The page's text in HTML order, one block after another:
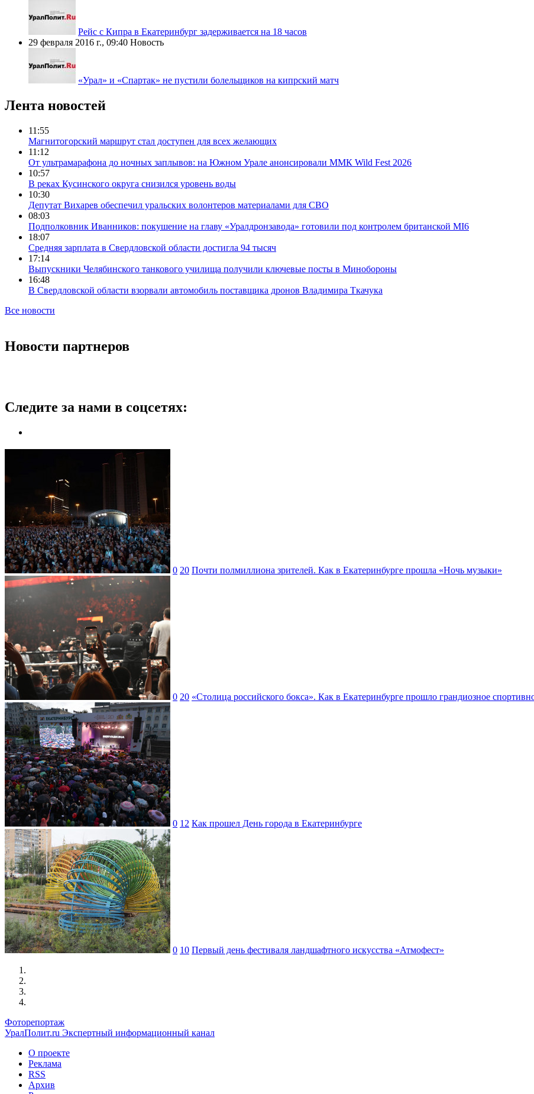
Рейс с Кипра в Екатеринбург задерживается на 18 часов
29 февраля 2016 г., 09:40 Новость
«Урал» и «Спартак» не пустили болельщиков на кипрский матч
Лента новостей
11:55
Магнитогорский маршрут стал доступен для всех желающих
11:12
От ультрамарафона до ночных заплывов: на Южном Урале анонсировали ММК Wild Fest 2026
10:57
В реках Кусинского округа снизился уровень воды
10:30
Депутат Вихарев обеспечил уральских волонтеров материалами для СВО
08:03
Подполковник Иванников: покушение на главу «Уралдронзавода» готовили под контролем британской MI6
18:07
Средняя зарплата в Свердловской области достигла 94 тысяч
17:14
Выпускники Челябинского танкового училища получили ключевые посты в Минобороны
16:48
В Свердловской области взорвали автомобиль поставщика дронов Владимира Ткачука
Все новости
Новости партнеров
Следите за нами в соцсетях:
0 20 Почти полмиллиона зрителей. Как в Екатеринбурге прошла «Ночь музыки»
0 20 «Столица российского бокса». Как в Екатеринбурге прошло грандиозное
0 12 Как прошел День города в Екатеринбурге
0 10 Первый день фестиваля ландшафтного искусства «Атмофест»
Фоторепортаж
УралПолит.ru Экспертный информационный канал
О проекте
Реклама
RSS
Архив